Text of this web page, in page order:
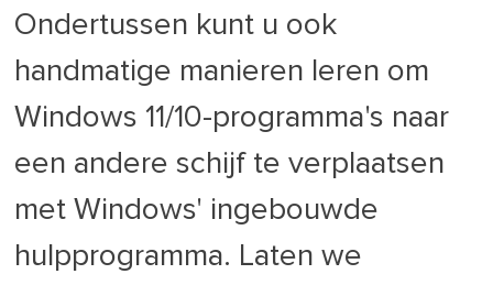
Ondertussen kunt u ook
handmatige manieren leren om
Windows 11/10-programma's naar
een andere schijf te verplaatsen
met Windows' ingebouwde
hulpprogramma. Laten we